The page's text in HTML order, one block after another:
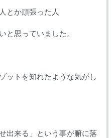
とか頑張った人
と思っていました。
ットを知れたような気がし
出来る」という事が腑に落